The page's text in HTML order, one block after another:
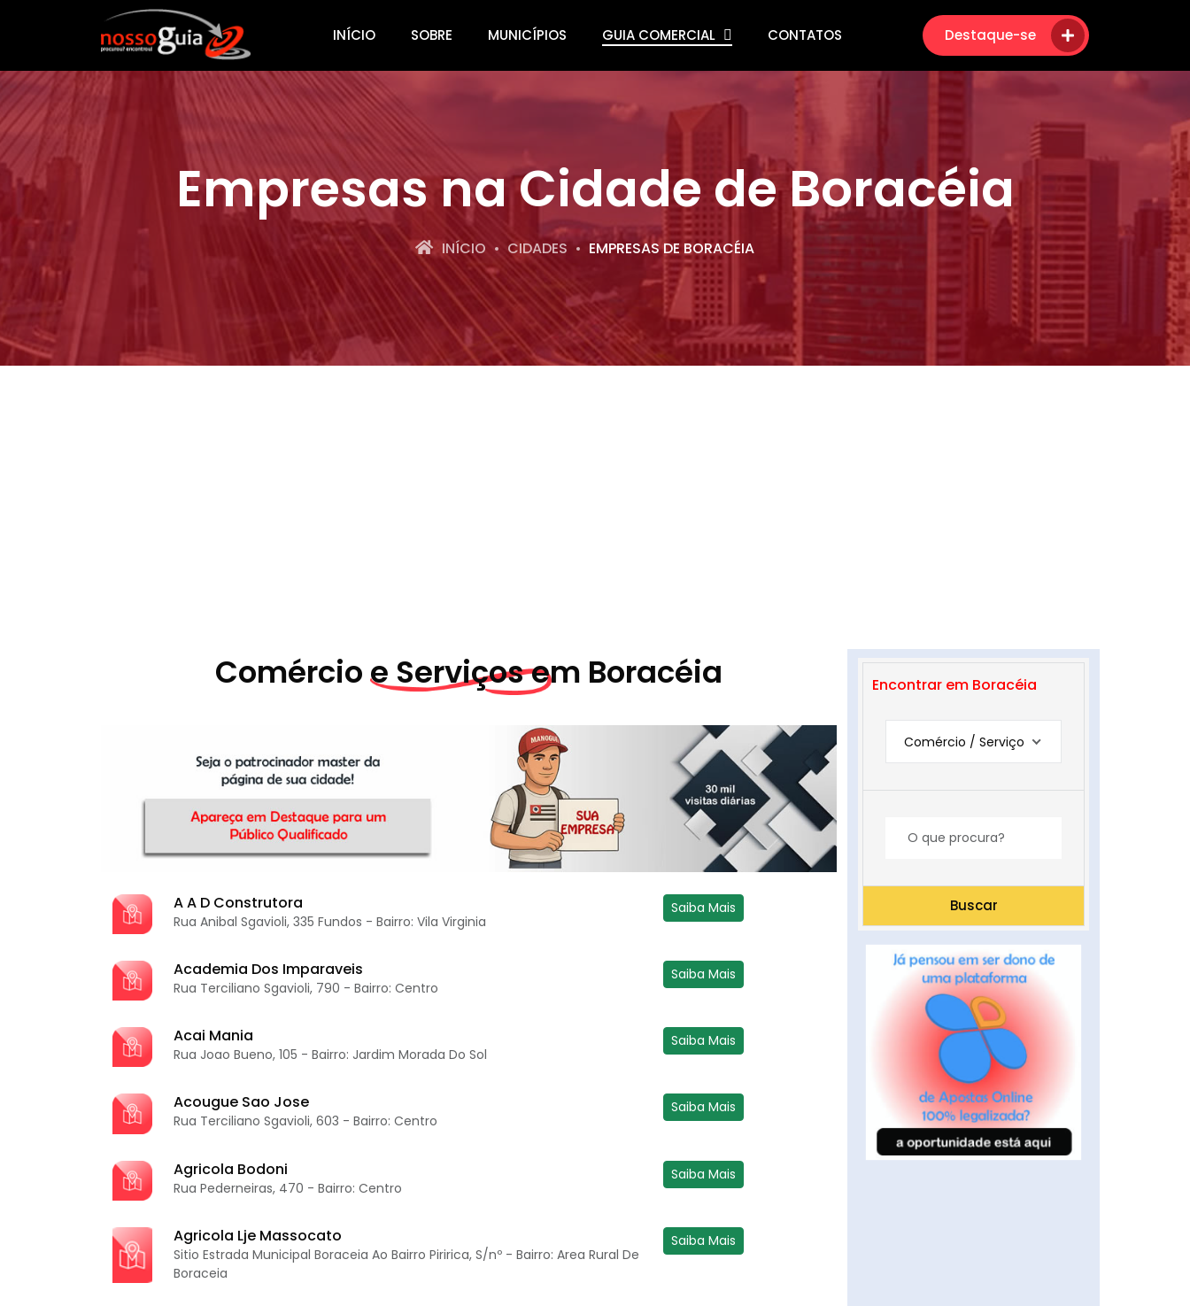
INÍCIO SOBRE MUNICÍPIOS GUIA COMERCIAL CONTATOS Destaque-se
Empresas na Cidade de Boracéia
INÍCIO CIDADES EMPRESAS DE BORACÉIA
Comércioe Serviços em Boracéia
A A D Construtora
Rua Anibal Sgavioli, 335 Fundos - Bairro: Vila Virginia
Saiba Mais
Academia Dos Imparaveis
Rua Terciliano Sgavioli, 790 - Bairro: Centro
Saiba Mais
Acai Mania
Rua Joao Bueno, 105 - Bairro: Jardim Morada Do Sol
Saiba Mais
Acougue Sao Jose
Rua Terciliano Sgavioli, 603 - Bairro: Centro
Saiba Mais
Agricola Bodoni
Rua Pederneiras, 470 - Bairro: Centro
Saiba Mais
Agricola Lje Massocato
Sitio Estrada Municipal Boraceia Ao Bairro Piririca, S/nº - Bairro: Area Rural De
Boraceia
Saiba Mais
Encontrar em Boracéia
Comércio / Serviço
Buscar